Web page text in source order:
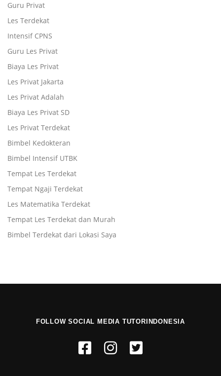
Guru Privat
Les Terdekat
Intensif CPNS
Guru Les Privat
Biaya Les Privat
Les Privat Jakarta
Les Privat Adalah
Biaya Les Privat SD
Les Privat Terdekat
Bimbel Kedokteran
Bimbel Intensif UTBK
Tempat Les Terdekat
Tempat Ngaji Terdekat
Les Matematika Terdekat
Tempat Les Terdekat dan Murah
Bimbel Terdekat dari Lokasi Saya
FOLLOW SOCIAL MEDIA TUTORINDONESIA